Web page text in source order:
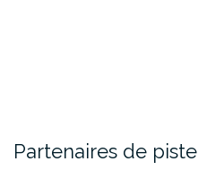
Partenaires de piste